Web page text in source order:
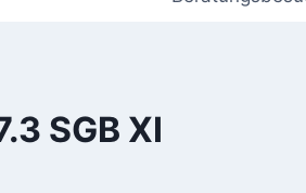
SGB XI